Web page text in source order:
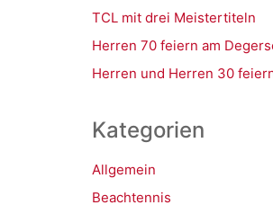
TCL mit drei Meistertiteln
Herren 70 feiern am
Herren und Herren 30
Kategorien
Allgemein
Beachtennis